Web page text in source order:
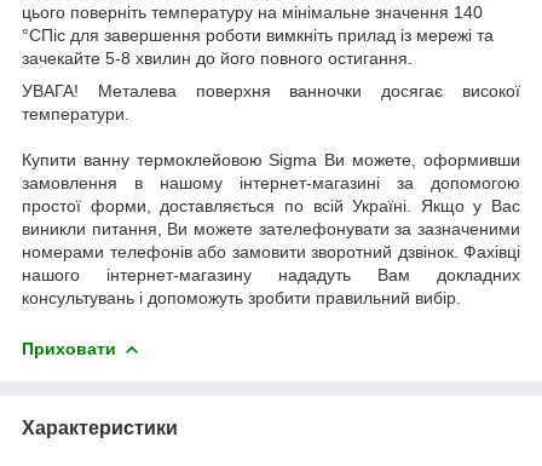
цього поверніть температуру на мінімальне значення 140
°CПіс для завершення роботи вимкніть прилад із мережі та
зачекайте 5-8 хвилин до його повного остигання.
УВАГА! Металева поверхня ванночки досягає високої
температури.
Купити ванну термоклейовою Sigma Ви можете, оформивши
замовлення в нашому інтернет-магазині за допомогою
простої форми, доставляється по всій Україні. Якщо у Вас
виникли питання, Ви можете зателефонувати за зазначеними
номерами телефонів або замовити зворотний дзвінок. Фахівці
нашого інтернет-магазину нададуть Вам докладних
консультувань і допоможуть зробити правильний вибір.
Приховати
Характеристики